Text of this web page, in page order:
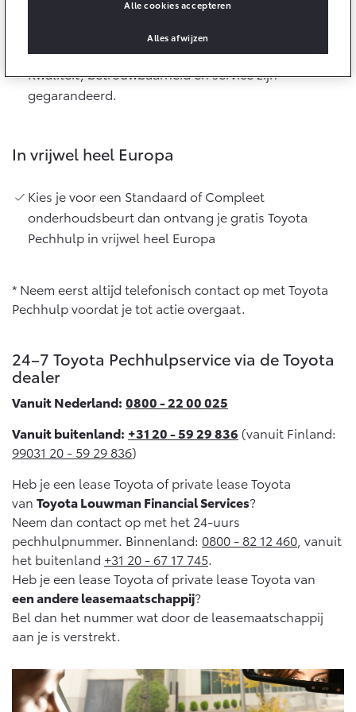
HYBRIDE
Vanaf € 39.995,-
Toyota C-HR
OOK ALS PLUG-IN
Toyota C-HR+
BATTERIJ-ELEKTRISCH
RAV4
PLUG-IN HYBRIDE
bZ4X
Vanaf € 39.995,-
bZ4X Touring
Vanaf € 48.995,-
Mirai
WATERSTOF-ELEKTRISCH
Proace City (excl. BTW)
OOK ALS BATTERIJ-
ELEKTRISCH
10 jaar batterijgarantie
Onderdelen & Accessoires
Accessoires
Banden
Connected
MyToyota login
MyToyota App
Multimedia
Connected check
Navigatie updates
Verzekeren
Toyota Hybride Autoverzekering
Financieren of leasen
Pechhulp door Toyota experts
Kwaliteit, betrouwbaarheid en service zijn
gegarandeerd.
In vrijwel heel Europa
Kies je voor een Standaard of Compleet
onderhoudsbeurt dan ontvang je gratis Toyota
Pechhulp in vrijwel heel Europa
* Neem eerst altijd telefonisch contact op met Toyota
Pechhulp voordat je tot actie overgaat.
24–7 Toyota Pechhulpservice via de Toyota
dealer
Vanuit Nederland: 0800 - 22 00 025
Vanuit buitenland: +31 20 - 59 29 836 (vanuit Finland:
99031 20 - 59 29 836)
Heb je een lease Toyota of private lease Toyota
van Toyota Louwman Financial Services?
Neem dan contact op met het 24-uurs
pechhulpnummer. Binnenland: 0800 - 82 12 460 , vanuit
het buitenland +31 20 - 67 17 745.
Heb je een lease Toyota of private lease Toyota van
een andere leasemaatschappij?
Bel dan het nummer wat door de leasemaatschappij
aan je is verstrekt.
Alles afwijzen
Alle cookies accepteren